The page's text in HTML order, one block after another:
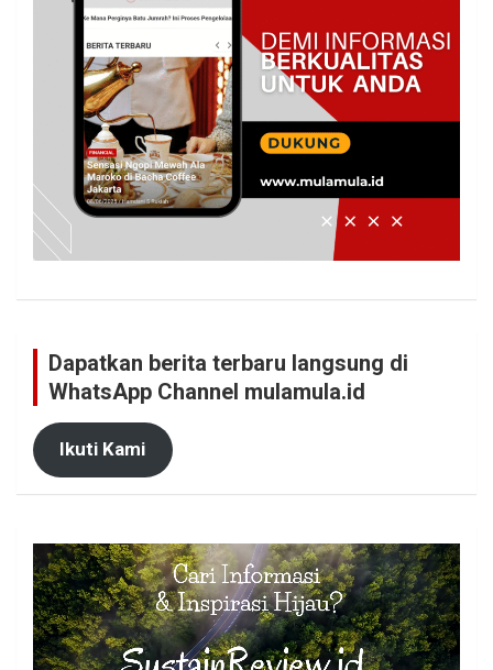
Dapatkan berita terbaru langsung di
WhatsApp Channel mulamula.id
Ikuti Kami